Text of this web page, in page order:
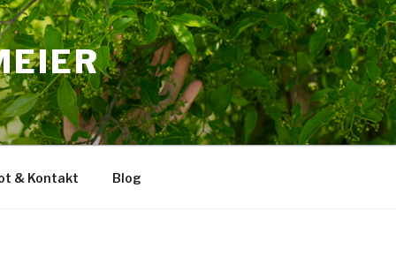
& Kontakt Blog